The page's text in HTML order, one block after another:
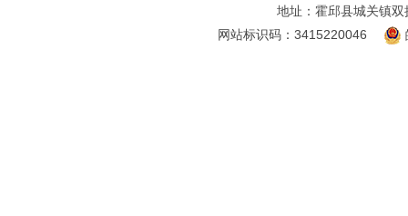
地址：霍邱县城关镇双
网站标识码：3415220046